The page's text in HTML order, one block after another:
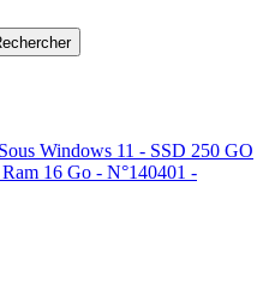
Windows 11 - SSD 250 GO
16 Go - N°140401 -